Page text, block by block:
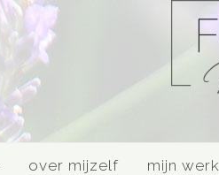
over mijzelf mijn werk